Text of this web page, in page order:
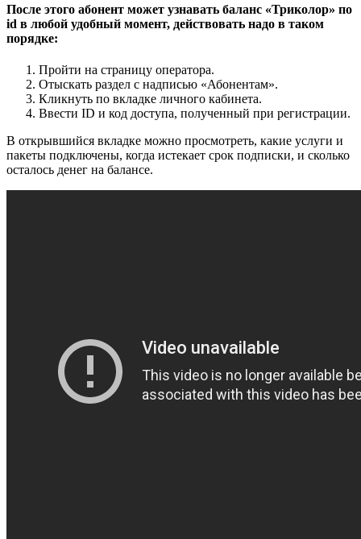
После этого абонент может узнавать баланс «Триколор» по
id в любой удобный момент, действовать надо в таком
порядке:
Пройти на страницу оператора.
Отыскать раздел с надписью «Абонентам».
Кликнуть по вкладке личного кабинета.
Ввести ID и код доступа, полученный при регистрации.
В открывшийся вкладке можно просмотреть, какие услуги и
пакеты подключены, когда истекает срок подписки, и сколько
осталось денег на балансе.